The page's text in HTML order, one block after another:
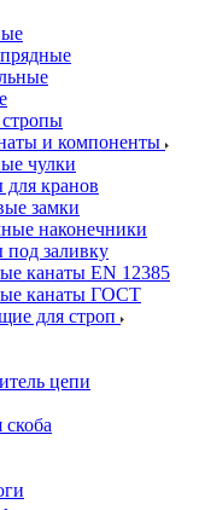
и компоненты
чулки
для кранов
замки
наконечники
под заливку
канаты EN 12385
канаты ГОСТ
для строп
цепи